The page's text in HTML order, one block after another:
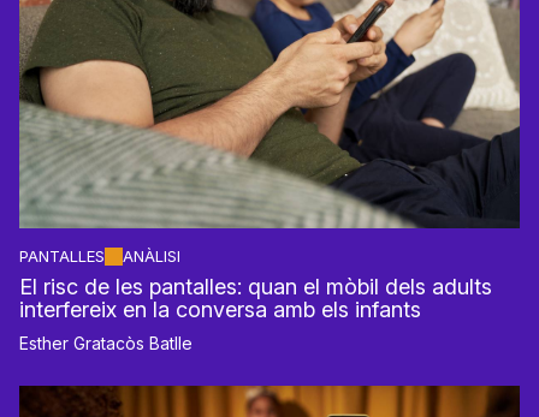
PANTALLES ANÀLISI
El risc de les pantalles: quan el mòbil dels adults
interfereix en la conversa amb els infants
Esther Gratacòs Batlle